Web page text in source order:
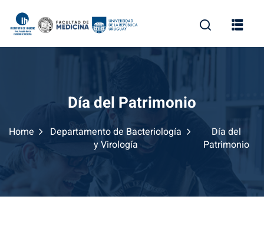
content
Día del Patrimonio
Home
Departamento de Bacteriología
y Virología
Día del
Patrimonio